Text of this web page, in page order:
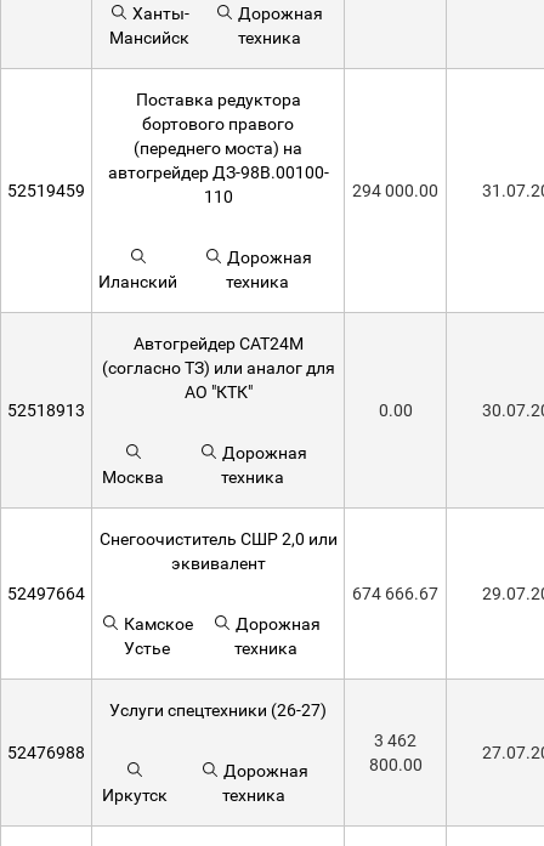
Ханты-
Мансийск
Дорожная
техника
52519459
Поставка редуктора
бортового правого
(переднего моста) на
автогрейдер ДЗ-98В.00100-
110
Иланский
Дорожная
техника
294 000.00
52518913
Автогрейдер CAT24M
(согласно ТЗ) или аналог для
АО "КТК"
Москва
Дорожная
техника
0.00
52497664
Снегоочиститель СШР 2,0 или
эквивалент
Камское
Устье
Дорожная
техника
674 666.67
52476988
Услуги спецтехники (26-27)
Иркутск
Дорожная
техника
3 462
800.00